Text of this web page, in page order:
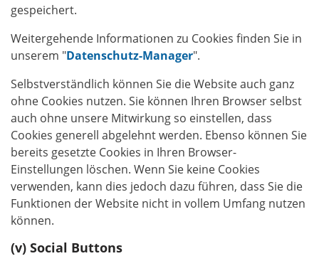
gespeichert.
Weitergehende Informationen zu Cookies finden Sie in
unserem "Datenschutz-Manager".
Selbstverständlich können Sie die Website auch ganz
ohne Cookies nutzen. Sie können Ihren Browser selbst
auch ohne unsere Mitwirkung so einstellen, dass
Cookies generell abgelehnt werden. Ebenso können Sie
bereits gesetzte Cookies in Ihren Browser-
Einstellungen löschen. Wenn Sie keine Cookies
verwenden, kann dies jedoch dazu führen, dass Sie die
Funktionen der Website nicht in vollem Umfang nutzen
können.
Social Buttons